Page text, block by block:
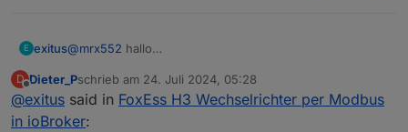
E exitus@mrx552 hallo
elfin firmware 1.44.1
ich bekomme keine verbindung adapter bleibt gelb was
mache ich falsch???
Habe am wechselrichter pin1 auf elfin A pin 2 auf Elfin B
D
Offline
Dieter_Pschrieb am 24. Juli 2024, 05:28
zuletzt editiert von
@exitus said in FoxEss H3 Wechselrichter per Modbus
in ioBroker: